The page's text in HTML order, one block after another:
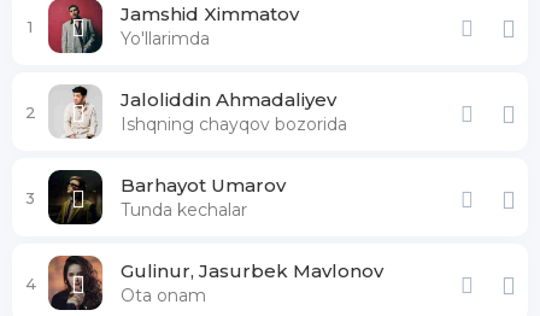
1
Jamshid Ximmatov
Yo'llarimda
2
Jaloliddin Ahmadaliyev
Ishqning chayqov bozorida
3
Barhayot Umarov
Tunda kechalar
4
Gulinur, Jasurbek Mavlonov
Ota onam